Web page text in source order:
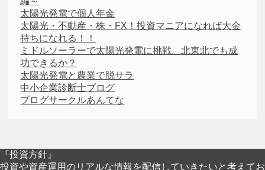
太陽光発電で個人年金
太陽光・不動産・株・FX！投資マニアになれば大金
持ちになれる！！
ミドルソーラーで太陽光発電に挑戦。北東北でも成
功できるか？
太陽光発電と農業で脱サラ
中小企業診断士ブログ
ブログサークルあんてな
『投資方針』
投資や資産運用のリアルな情報を配信していきたいと考えてお